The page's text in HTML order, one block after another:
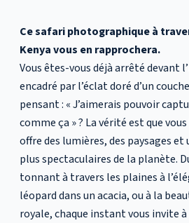
Ce safari photographique à
Kenya vous en rapprochera.
Vous êtes-vous déjà arrêté devant
encadré par l’éclat doré d’un
pensant : « J’aimerais pouvoir
comme ça » ? La vérité est que vous
offre des lumières, des paysages et
plus spectaculaires de la planète.
tonnant à travers les plaines à
léopard dans un acacia, ou à la
royale, chaque instant vous invite